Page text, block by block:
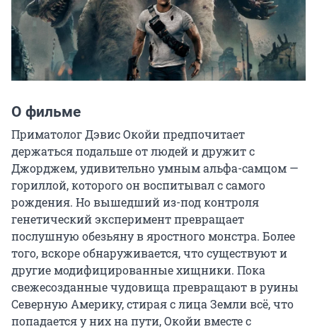
О фильме
Приматолог Дэвис Окойи предпочитает
держаться подальше от людей и дружит с
Джорджем, удивительно умным альфа-самцом —
гориллой, которого он воспитывал с самого
рождения. Но вышедший из-под контроля
генетический эксперимент превращает
послушную обезьяну в яростного монстра. Более
того, вскоре обнаруживается, что существуют и
другие модифицированные хищники. Пока
свежесозданные чудовища превращают в руины
Северную Америку, стирая с лица Земли всё, что
попадается у них на пути, Окойи вместе с